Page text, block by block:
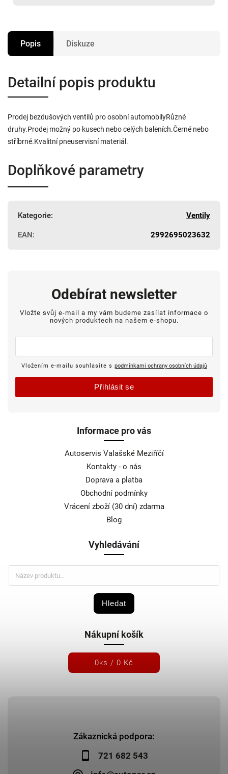
Popis Diskuze
Detailní popis produktu
Prodej bezdušových ventilů pro osobní automobilyRůzné
druhy.Prodej možný po kusech nebo celých baleních.Černé nebo
stříbrné.Kvalitní pneuservisní materiál.
Doplňkové parametry
Kategorie: Ventily
EAN: 2992695023632
Zákaznická podpora:
721 682 543
Informace pro vás
Autoservis Valašské Meziříčí
Kontakty - o nás
Doprava a platba
Obchodní podmínky
Vrácení zboží (30 dní) zdarma
Blog
Vyhledávání
Hledat
Nákupní košík
0ks / 0 Kč
Odebírat newsletter
Vložte svůj e-mail a my vám budeme zasílat informace o
nových produktech na našem e-shopu.
Vložením e-mailu souhlasíte s podmínkami ochrany osobních údajů
Přihlásit se